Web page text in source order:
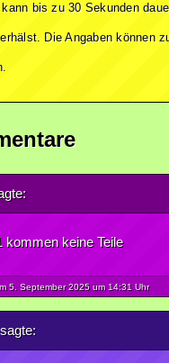
bis zu 30 Sekunden
Die Angaben können
kommen keine Teile
5. September2025um 14:31 Uhr